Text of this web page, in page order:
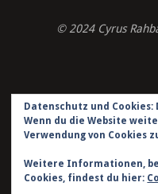
© 2024 Cyrus
Datenschutz und Cookies:
Wenn du die Website
Verwendung von Cookies
Weitere Informationen,
Cookies, findest du hier: